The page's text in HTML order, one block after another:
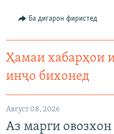
Ба дигарон фиристед
Ҳамаи хабарҳои
инҷо бихонед
Август 08, 2026
Аз марги